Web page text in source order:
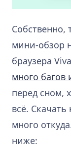
мини-обзор
браузера
много багов
перед сном,
всё.
много
ниже: